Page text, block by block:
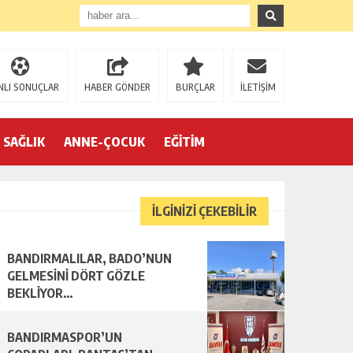
SONUÇLAR HABER GÖNDER BURÇLAR İLETİŞİM
SAĞLIK ANNE-ÇOCUK EĞİTİM
İLGİNİZİ ÇEKEBİLİR
BANDIRMALILAR, BADO’NUN
GELMESİNİ DÖRT GÖZLE
BEKLİYOR…
BANDIRMASPOR’UN